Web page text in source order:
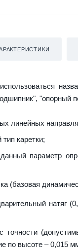
"опорный
линейных
каретки;
параметр
(базовая
натяг
точности
по высоте – 0,015